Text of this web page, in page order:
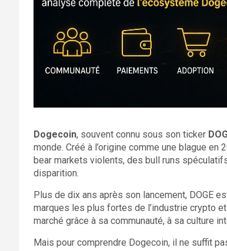
Dogecoin, souvent connu sous son ticker
monde. Créé à l’origine comme une blague
bear markets violents, des bull runs
disparition.
Plus de dix ans après son lancement, DOGE
marques les plus fortes de l’industrie crypto
marché grâce à sa communauté, à sa culture
Mais pour comprendre Dogecoin, il ne suffit